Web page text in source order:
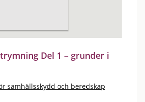
Del 1 – grunder i
samhällsskydd och beredskap